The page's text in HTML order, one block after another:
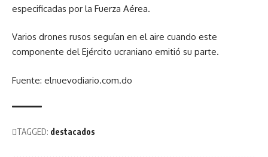
especificadas por la Fuerza Aérea.
Varios drones rusos seguían en el aire cuando este
componente del Ejército ucraniano emitió su parte.
Fuente: elnuevodiario.com.do
TAGGED: destacados